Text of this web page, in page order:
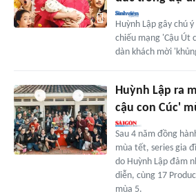
Huỳnh Lập gây chú
chiếu mạng 'Cậu Út
dàn khách mời
Huỳnh Lập ra
cậu con Cúc'
Sau 4 năm đồng
mùa tết, series gia
do Huỳnh Lập đảm
diễn, cùng 17
mùa 5.